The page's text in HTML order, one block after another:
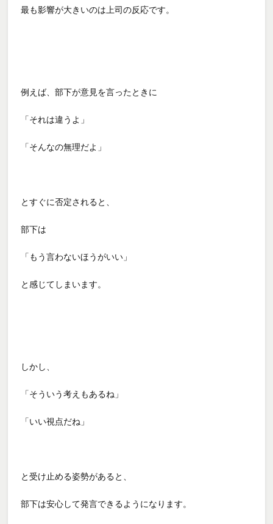
最も影響が大きいのは上司の反応です。
例えば、部下が意見を言ったときに
「それは違うよ」
「そんなの無理だよ」
とすぐに否定されると、
部下は
「もう言わないほうがいい」
と感じてしまいます。
しかし、
「そういう考えもあるね」
「いい視点だね」
と受け止める姿勢があると、
部下は安心して発言できるようになります。